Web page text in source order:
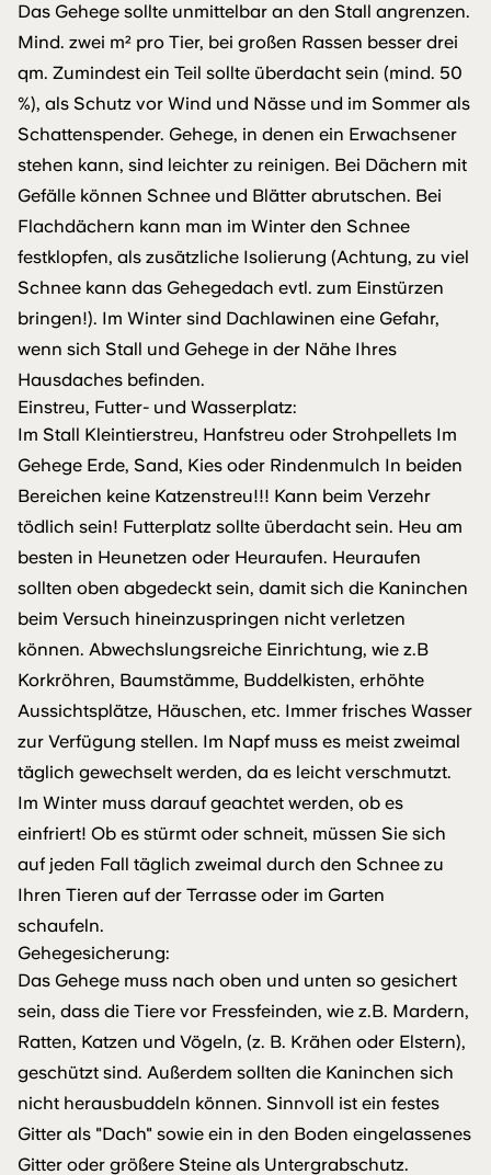
Das Gehege sollte unmittelbar an den Stall angrenzen.
Mind. zwei m² pro Tier, bei großen Rassen besser drei
qm. Zumindest ein Teil sollte überdacht sein (mind. 50
%), als Schutz vor Wind und Nässe und im Sommer als
Schattenspender. Gehege, in denen ein Erwachsener
stehen kann, sind leichter zu reinigen. Bei Dächern mit
Gefälle können Schnee und Blätter abrutschen. Bei
Flachdächern kann man im Winter den Schnee
festklopfen, als zusätzliche Isolierung (Achtung, zu viel
Schnee kann das Gehegedach evtl. zum Einstürzen
bringen!). Im Winter sind Dachlawinen eine Gefahr,
wenn sich Stall und Gehege in der Nähe Ihres
Hausdaches befinden.
Einstreu, Futter- und Wasserplatz:
Im Stall Kleintierstreu, Hanfstreu oder Strohpellets Im
Gehege Erde, Sand, Kies oder Rindenmulch In beiden
Bereichen keine Katzenstreu!!! Kann beim Verzehr
tödlich sein! Futterplatz sollte überdacht sein. Heu am
besten in Heunetzen oder Heuraufen. Heuraufen
sollten oben abgedeckt sein, damit sich die Kaninchen
beim Versuch hineinzuspringen nicht verletzen
können. Abwechslungsreiche Einrichtung, wie z.B
Korkröhren, Baumstämme, Buddelkisten, erhöhte
Aussichtsplätze, Häuschen, etc. Immer frisches Wasser
zur Verfügung stellen. Im Napf muss es meist zweimal
täglich gewechselt werden, da es leicht verschmutzt.
Im Winter muss darauf geachtet werden, ob es
einfriert! Ob es stürmt oder schneit, müssen Sie sich
auf jeden Fall täglich zweimal durch den Schnee zu
Ihren Tieren auf der Terrasse oder im Garten
schaufeln.
Gehegesicherung:
Das Gehege muss nach oben und unten so gesichert
sein, dass die Tiere vor Fressfeinden, wie z.B. Mardern,
Ratten, Katzen und Vögeln, (z. B. Krähen oder Elstern),
geschützt sind. Außerdem sollten die Kaninchen sich
nicht herausbuddeln können. Sinnvoll ist ein festes
Gitter als "Dach" sowie ein in den Boden eingelassenes
Gitter oder größere Steine als Untergrabschutz.